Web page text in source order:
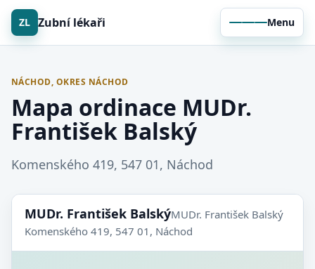
ZL Zubní lékaři Menu
NÁCHOD, OKRES NÁCHOD
Mapa ordinace MUDr.
František Balský
Komenského 419, 547 01, Náchod
MUDr. František BalskýMUDr. František Balský
Komenského 419, 547 01, Náchod